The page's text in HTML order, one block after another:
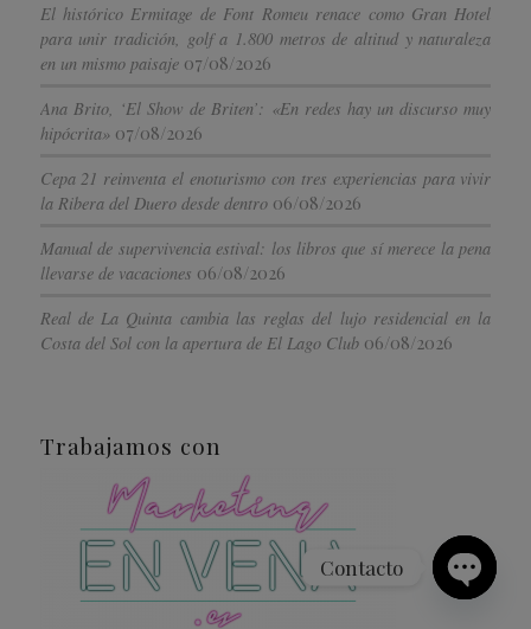
El histórico Ermitage de Font Romeu renace como Gran Hotel
para unir tradición, golf a 1.800 metros de altitud y naturaleza
en un mismo paisaje 07/08/2026
Ana Brito, ‘El Show de Briten’: «En redes hay un discurso muy
hipócrita» 07/08/2026
Cepa 21 reinventa el enoturismo con tres experiencias para vivir
la Ribera del Duero desde dentro 06/08/2026
Manual de supervivencia estival: los libros que sí merece la pena
llevarse de vacaciones 06/08/2026
Real de La Quinta cambia las reglas del lujo residencial en la
Costa del Sol con la apertura de El Lago Club 06/08/2026
Trabajamos con
Contacto